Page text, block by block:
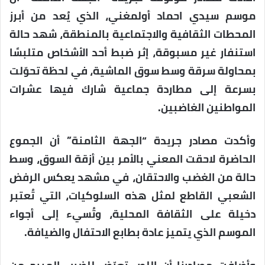
موسم سيدي احماد أولمغني، الذي يُعد من أبرز
المحطات الثقافية والاجتماعية بالمنطقة، شهد حالة
استنفار غير مسبوقة، إثر ضبط أحد الأشخاص متلبسًا
بمحاولة سرقة وسط سوق الماشية، في لحظة تحوّلت
بسرعة إلى مطاردة جماعية شارك فيها عشرات
المواطنين الغاضبين.
وأكدت مصادر جريدة “الجهة الثامنة” أن الجموع
الحاضرة لاحقت المعني بالأمر بين أزقة السوق، وسط
حالة من الغضب والاحتقان، في مشهد يعكس الرفض
الشعبي القاطع لمثل هذه السلوكيات، التي تُعتبر
دخيلة على الثقافة المحلية، وتُسيء إلى أجواء
الموسم الذي يتميز عادة بطابع الاحتفال والضيافة.